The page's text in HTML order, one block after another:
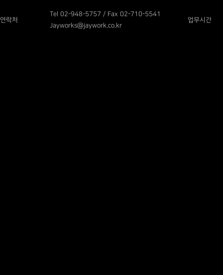
연락처
Tel 02-948-5757 / Fax 02-710-5541
Jayworks@jaywork.co.kr
업무시간